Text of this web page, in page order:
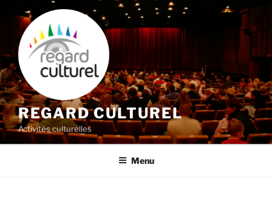
contenu
principal
REGARD CULTUREL
Activités culturelles
Menu